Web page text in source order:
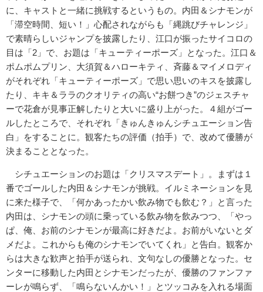
に、キャスト と一緒に挑戦するというもの。内田＆シナモンが
「滞空時間、 短い！」心配されながらも「縄跳びチャレンジ」
で素晴らしいジャ ンプを披露したり、江口が振ったサイコロの
目は「2」で、 お題は「キューティーポーズ」となった。江口＆
ポムポムプリン、 大須賀＆ハローキティ、斉藤＆マイメロディ
がそれぞれ「キューテ ィーポーズ」で思い思いのキスを披露し
たり、キキ＆ララのクオリ ティの高い“お餅つき”のジェスチャ
ーで花倉が見事正解したりと 大いに盛り上がった。４組がゴー
ルしたところで、それぞれ「きゅ んきゅんシチュエーション告
白」をすることに。観客たちの評価（拍手）で、改めて優勝が
決まることとなった。
シチュエーションのお題は「クリスマスデート」。まずは１
番でゴールした内田＆シナモンが挑戦。イルミネーションを見
に来た様子で、「何かあったかい飲み物でも飲む？」と言った
内田は、シナモンの頭に乗っている飲み物を飲みつつ、「やっ
ぱ、俺、お前のシナモンが最高に好きだよ。お前がいないとダ
メだよ。これからも俺のシナモンでいてくれ」と告白。観客か
らは大きな歓声と拍手が送られ、文句なしの優勝となった。セ
ンターに移動した内田とシナモンだったが、優勝のファンファ
ーレが鳴らず、「鳴らないんかい！」
とツッコみを入れる場面